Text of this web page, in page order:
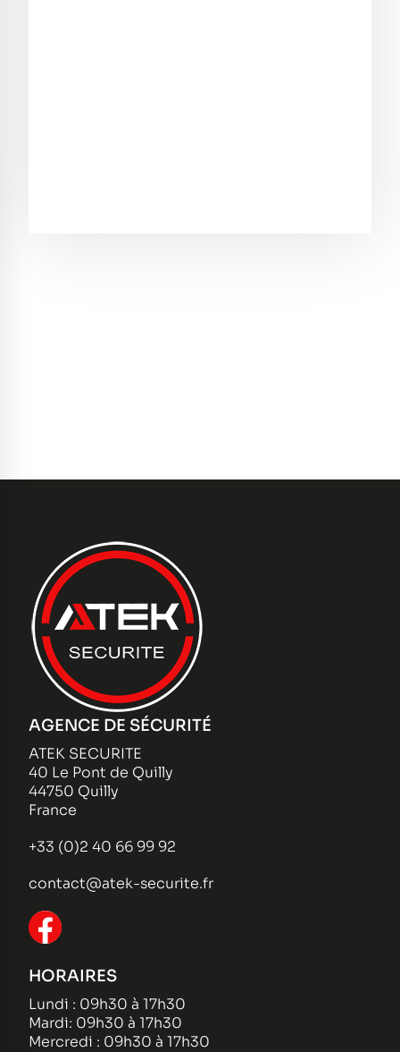
AGENCE DE SÉCURITÉ
ATEK SECURITE
40 Le Pont de Quilly
44750 Quilly
France
+33 (0)2 40 66 99 92
contact@atek-securite.fr
HORAIRES
Lundi : 09h30 à 17h30
Mardi: 09h30 à 17h30
Mercredi : 09h30 à 17h30